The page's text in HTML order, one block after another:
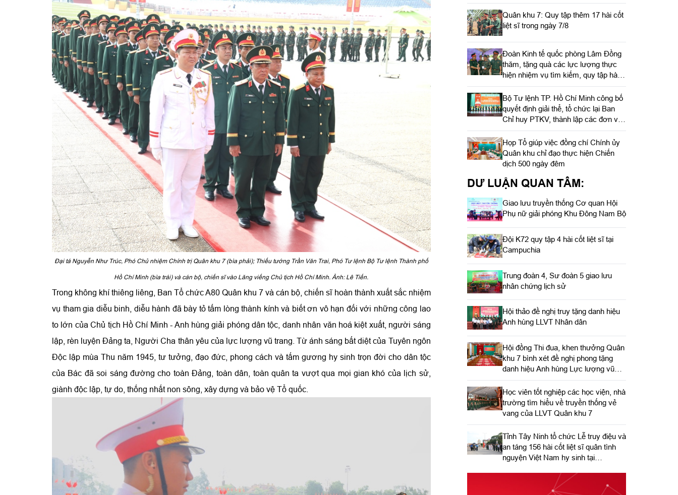
Đại tá Nguyễn Như Trúc, Phó Chủ nhiệm Chính trị Quân khu 7 (bìa phải); Thiếu tướng Trần Văn Trai, Phó Tư lệnh Bộ Tư lệnh Thành phố
Hồ Chí Minh (bìa trái) và cán bộ, chiến sĩ vào Lăng viếng Chủ tịch Hồ Chí Minh. Ảnh: Lê Tiến.
Trong không khí thiêng liêng, Ban Tổ chức A80 Quân khu 7 và cán bộ, chiến sĩ hoàn thành xuất sắc nhiệm
vụ tham gia diễu binh, diễu hành đã bày tỏ tấm lòng thành kính và biết ơn vô hạn đối với những công lao
to lớn của Chủ tịch Hồ Chí Minh - Anh hùng giải phóng dân tộc, danh nhân văn hoá kiệt xuất, người sáng
lập, rèn luyện Đảng ta, Người Cha thân yêu của lực lượng vũ trang. Từ ánh sáng bất diệt của Tuyên ngôn
Độc lập mùa Thu năm 1945, tư tưởng, đạo đức, phong cách và tấm gương hy sinh trọn đời cho dân tộc
của Bác đã soi sáng đường cho toàn Đảng, toàn dân, toàn quân ta vượt qua mọi gian khó của lịch sử,
giành độc lập, tự do, thống nhất non sông, xây dựng và bảo vệ Tổ quốc.
Quân khu 7: Quy tập thêm 17 hài cốt
liệt sĩ trong ngày 7/8
Đoàn Kinh tế quốc phòng Lâm Đồng
thăm, tặng quà các lực lượng thực
hiện nhiệm vụ tìm kiếm, quy tập hài
cốt liệt sĩ
Bộ Tư lệnh TP. Hồ Chí Minh công bố
quyết định giải thể, tổ chức lại Ban
Chỉ huy PTKV, thành lập các đơn vị
trực thuộc
Họp Tổ giúp việc đồng chí Chính ủy
Quân khu chỉ đạo thực hiện Chiến
dịch 500 ngày đêm
DƯ LUẬN QUAN TÂM:
Giao lưu truyền thống Cơ quan Hội
Phụ nữ giải phóng Khu Đông Nam Bộ
Đội K72 quy tập 4 hài cốt liệt sĩ tại
Campuchia
Trung đoàn 4, Sư đoàn 5 giao lưu
nhân chứng lịch sử
Hội thảo đề nghị truy tặng danh hiệu
Anh hùng LLVT Nhân dân
Hội đồng Thi đua, khen thưởng Quân
khu 7 bình xét đề nghị phong tặng
danh hiệu Anh hùng Lực lượng vũ
trang nhân dân
Học viên tốt nghiệp các học viện, nhà
trường tìm hiểu về truyền thống vẻ
vang của LLVT Quân khu 7
​Tỉnh Tây Ninh tổ chức Lễ truy điệu và
an táng 156 hài cốt liệt sĩ quân tình
nguyện Việt Nam hy sinh tại